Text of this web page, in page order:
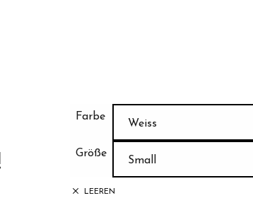
Farbe
Weiss
Größe
Small
LEEREN